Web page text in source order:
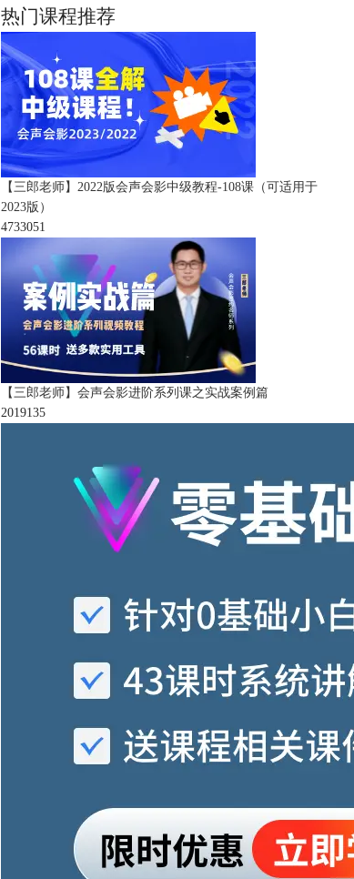
热门课程推荐
【三郎老师】2022版会声会影中级教程-108课（可适用于
2023版）
4733051
【三郎老师】会声会影进阶系列课之实战案例篇
2019135